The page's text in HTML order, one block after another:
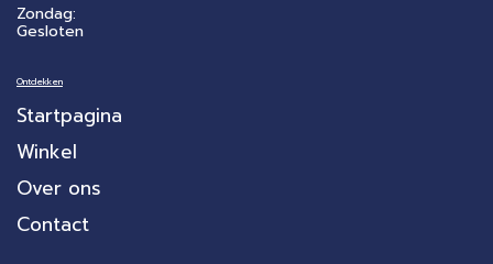
Zondag:
Gesloten
Ontdekken
Startpagina
Winkel
Over ons
Contact